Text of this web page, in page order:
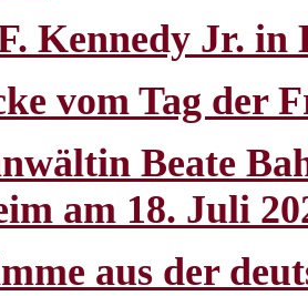
Kennedy Jr. in
vom Tag der
Beate
am 18. Juli
aus der